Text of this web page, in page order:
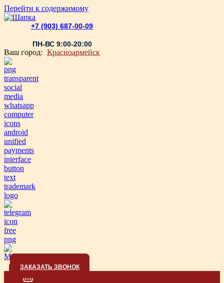
Перейти к содержимому
+7 (903) 687-00-09
ПН-ВС 9:00-20:00
Ваш город: Красноармейск
ЗАКАЗАТЬ ЗВОНОК